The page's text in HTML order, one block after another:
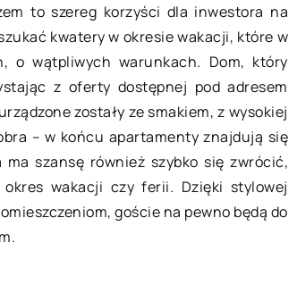
to szereg korzyści dla inwestora na
kwatery w okresie wakacji, które w
o wątpliwych warunkach. Dom, który
z oferty dostępnej pod adresem
zostały ze smakiem, z wysokiej
– w końcu apartamenty znajdują się
szansę również szybko się zwrócić,
wakacji czy ferii. Dzięki stylowej
goście na pewno będą do
wiedzieć o diecie
czasach często
lub dużo czasu
w pracy, a jednocześnie
zdrowo odżywiać –
[…]
Jak
naszą
Nie
spędzić